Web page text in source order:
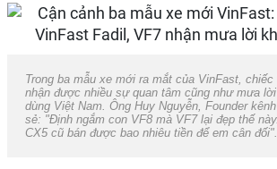
Trong ba mẫu xe mới ra mắt của VinFast,
nhận được nhiều sự quan tâm cũng như mưa
dùng Việt Nam. Ông Huy Nguyễn, Founder
sẻ: "Định ngắm con VF8 mà VF7 lại đẹp thế
CX5 cũ bán được bao nhiêu tiền để em cân đối".